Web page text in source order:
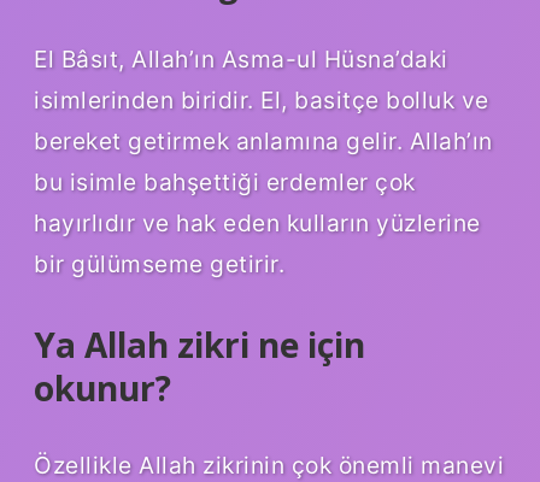
El Bâsıt, Allah’ın Asma-ul Hüsna’daki
isimlerinden biridir. El, basitçe bolluk ve
bereket getirmek anlamına gelir. Allah’ın
bu isimle bahşettiği erdemler çok
hayırlıdır ve hak eden kulların yüzlerine
bir gülümseme getirir.
Ya Allah zikri ne için
okunur?
Özellikle Allah zikrinin çok önemli manevi